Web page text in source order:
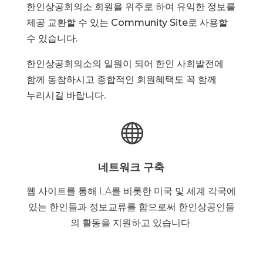
한인상공회의소 회원을 위주로 하여 유익한 정보를
제공 교환할 수 있는 Community Site로 사용할
수 있습니다.
한인상공회의소의 일원이 되어 한인 사회발전에
함께 동참하시고 종합적인 회원혜택도 꼭 함께
누리시길 바랍니다.

네트워크 구축
웹 사이트를 통해 LA를 비롯한 미국 및 세계 각국에
있는 한인들과 정보교류를 함으로써 한인상공인들
의 활동을 지원하고 있습니다.